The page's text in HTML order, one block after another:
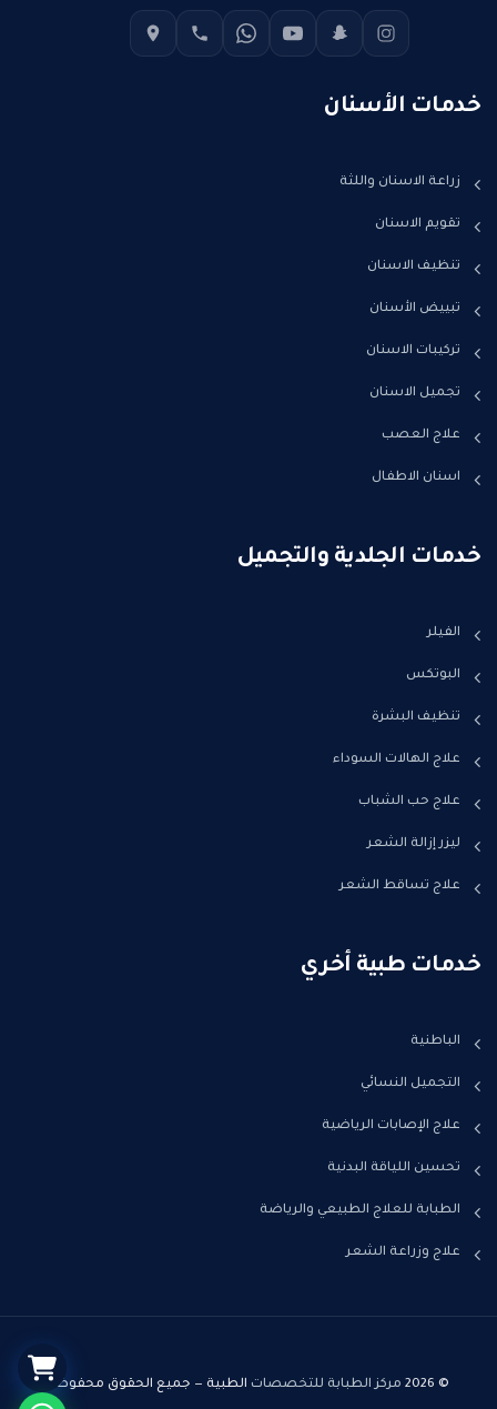
خدمات الأسنان
زراعة الاسنان واللثة
تقويم الاسنان
تنظيف الاسنان
تبييض الأسنان
تركيبات الاسنان
تجميل الاسنان
علاج العصب
اسنان الاطفال
خدمات الجلدية والتجميل
الفيلر
البوتكس
تنظيف البشرة
علاج الهالات السوداء
علاج حب الشباب
ليزر إزالة الشعر
علاج تساقط الشعر
خدمات طبية أخري
الباطنية
التجميل النسائي
علاج الإصابات الرياضية
تحسين اللياقة البدنية
الطبابة للعلاج الطبيعي والرياضة
علاج وزراعة الشعر
© 2026 مركز الطبابة للتخصصات الطبية — جميع الحقوق محفوظة